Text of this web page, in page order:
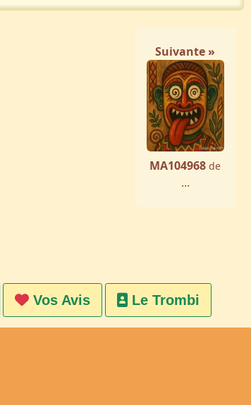
Suivante »
MA104968 de
...
Vos Avis Le Trombi